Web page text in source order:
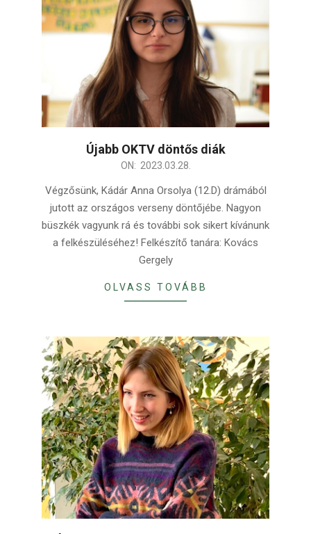
Újabb OKTV döntős diák
ON: 2023.03.28.
Végzősünk, Kádár Anna Orsolya (12.D) drámából
jutott az országos verseny döntőjébe. Nagyon
büszkék vagyunk rá és további sok sikert kívánunk
a felkészüléséhez! Felkészítő tanára: Kovács
Gergely
OLVASS TOVÁBB